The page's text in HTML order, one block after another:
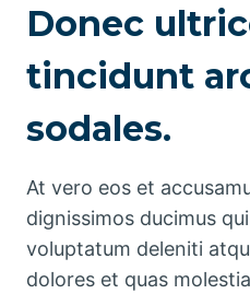
Donec
tincidunt
sodales.
At vero eos et
dignissimos ducimus
voluptatum deleniti
dolores et quas